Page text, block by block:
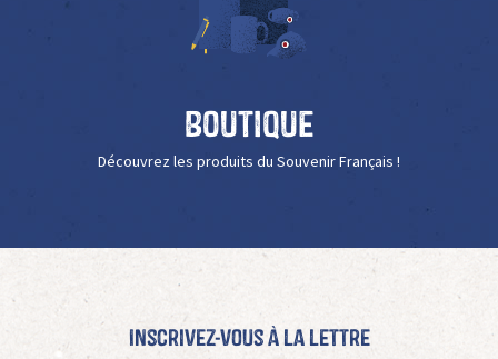
Boutique
Découvrez les produits du Souvenir Français !
Inscrivez-vous à La Lettre